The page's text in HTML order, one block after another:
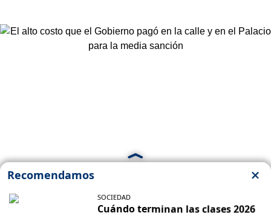
El alto costo que el Gobierno pagó en la